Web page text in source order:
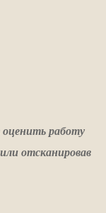
работу
отсканировав